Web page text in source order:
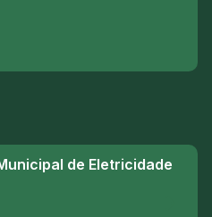
de Eletricidade